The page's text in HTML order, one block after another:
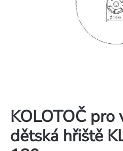
KOLOTOČ pro
dětská hřiště